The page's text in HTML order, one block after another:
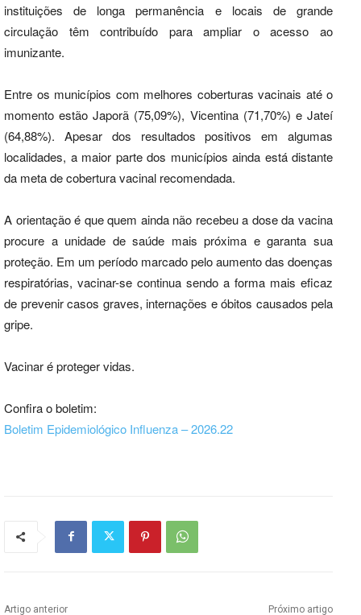
instituições de longa permanência e locais de grande
circulação têm contribuído para ampliar o acesso ao
imunizante.
Entre os municípios com melhores coberturas vacinais até o
momento estão Japorã (75,09%), Vicentina (71,70%) e Jateí
(64,88%). Apesar dos resultados positivos em algumas
localidades, a maior parte dos municípios ainda está distante
da meta de cobertura vacinal recomendada.
A orientação é que quem ainda não recebeu a dose da vacina
procure a unidade de saúde mais próxima e garanta sua
proteção. Em um período marcado pelo aumento das doenças
respiratórias, vacinar-se continua sendo a forma mais eficaz
de prevenir casos graves, internações e óbitos causados pela
gripe.
Vacinar é proteger vidas.
Confira o boletim:
Boletim Epidemiológico Influenza – 2026.22
Artigo anterior Próximo artigo